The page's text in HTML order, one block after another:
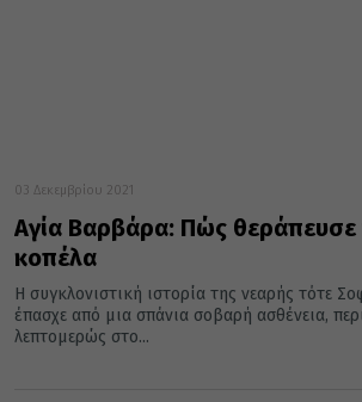
03 Δεκεμβρίου 2021
Αγία Βαρβάρα: Πώς
κοπέλα
Η συγκλονιστική ιστορία της νεαρής τότε
έπασχε από μια σπάνια σοβαρή ασθένεια,
λεπτομερώς στο...